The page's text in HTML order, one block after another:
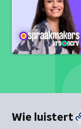
Wie luistert